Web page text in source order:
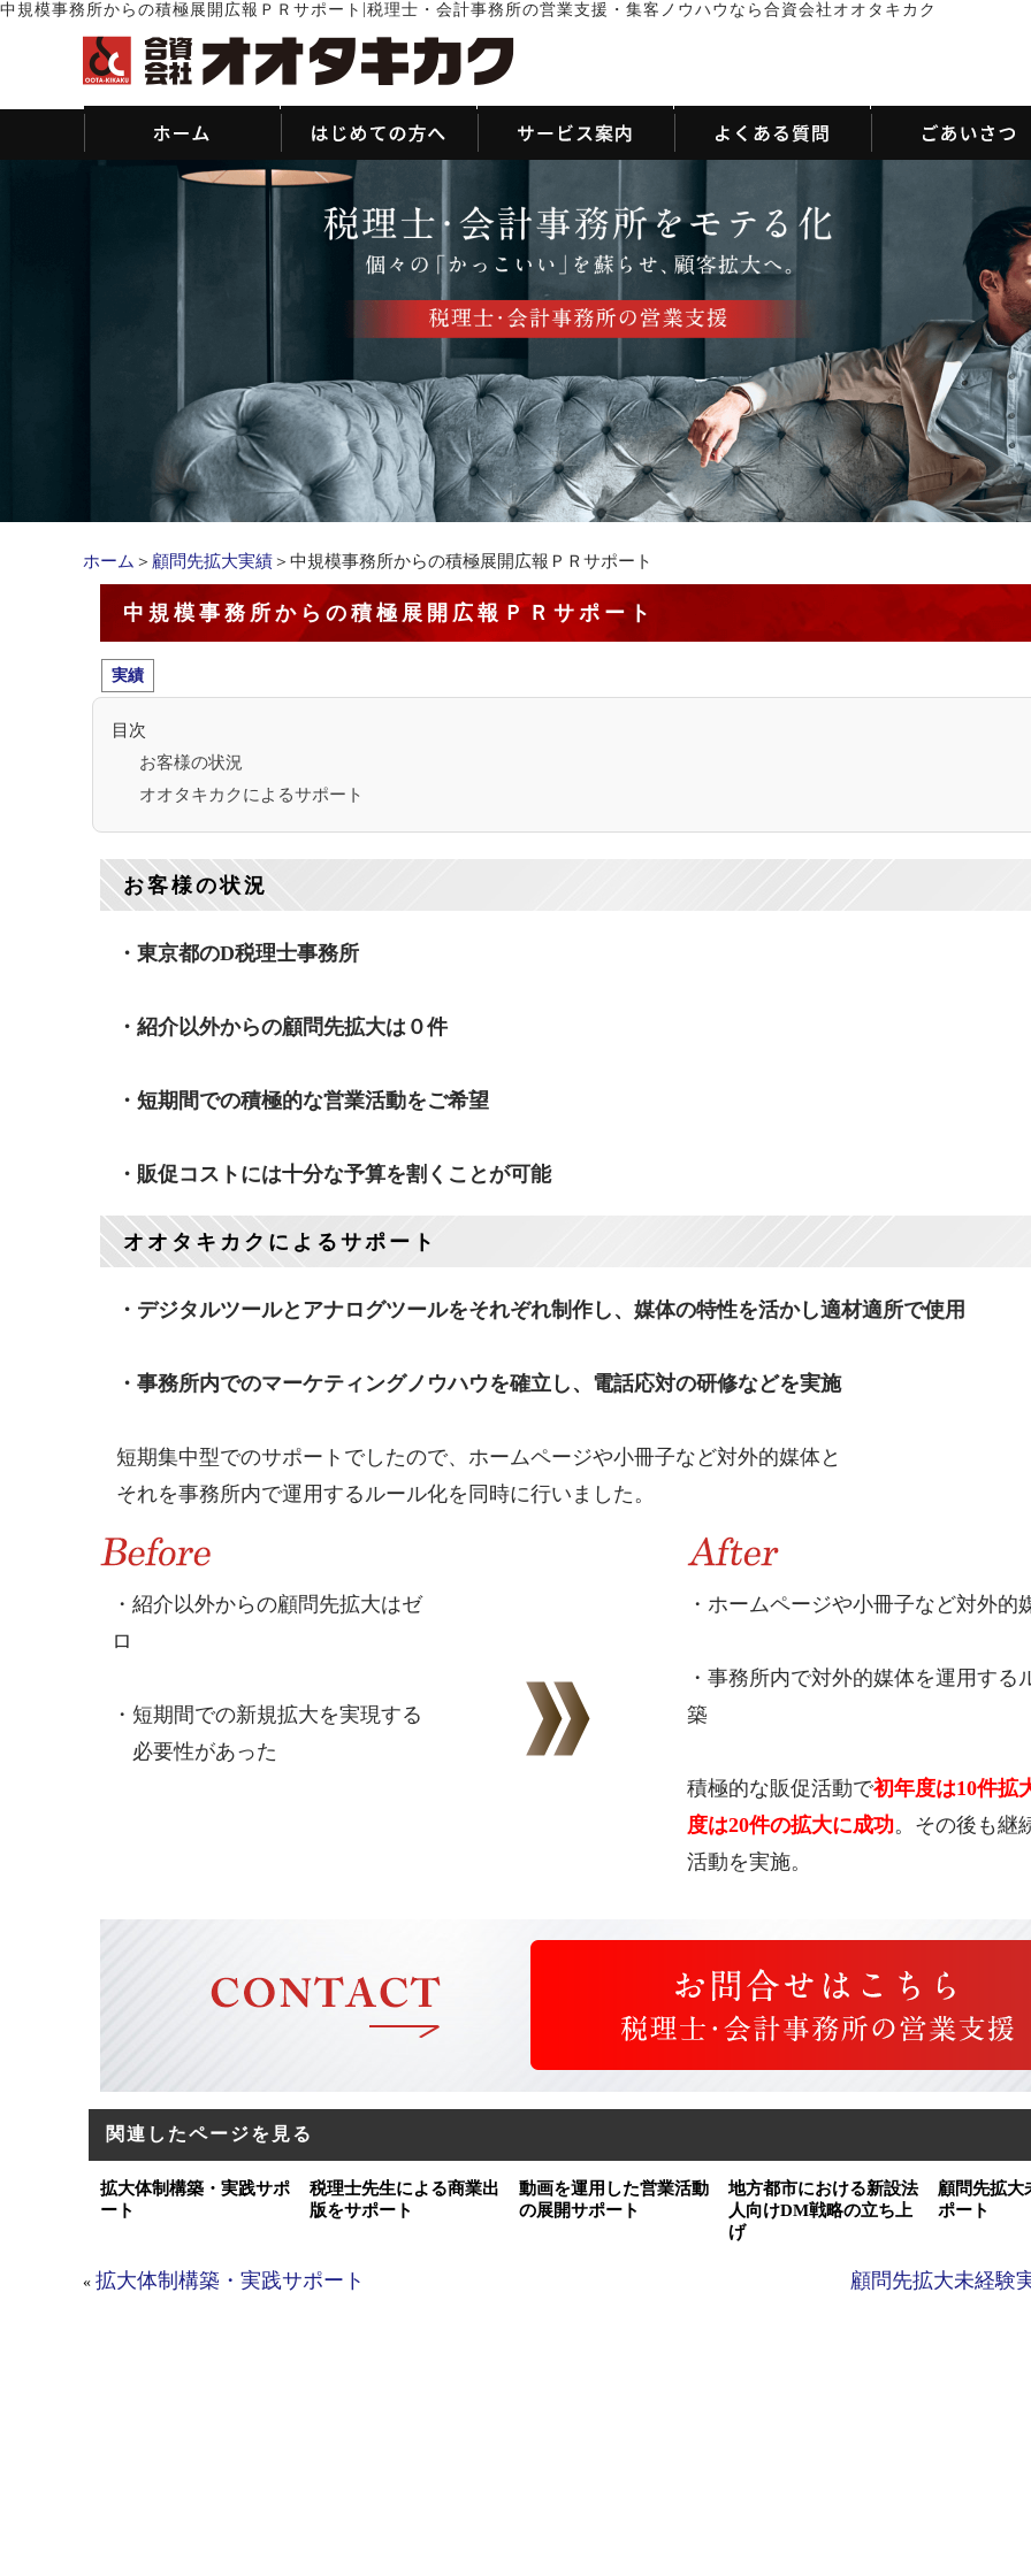
中規模事務所からの積極展開広報ＰＲサポート 税理士・会計事務所の営業支援・集客ノウハウなら合資会社オオタキカク
ホーム ＞ 顧問先拡大実績＞中規模事務所からの積極展開広報ＰＲサポート
中規模事務所からの積極展開広報ＰＲサポート
実績
目次
お客様の状況
オオタキカクによるサポート
お客様の状況
・東京都のD税理士事務所
・紹介以外からの顧問先拡大は０件
・短期間での積極的な営業活動をご希望
・販促コストには十分な予算を割くことが可能
オオタキカクによるサポート
・デジタルツールとアナログツールをそれぞれ制作し、媒体の特性を活かし適材適所で使用
・事務所内でのマーケティングノウハウを確立し、電話応対の研修などを実施
短期集中型でのサポートでしたので、ホームページや小冊子など対外的媒体と
それを事務所内で運用するルール化を同時に行いました。
・紹介以外からの顧問先拡大はゼ
ロ
・短期間での新規拡大を実現する
必要性があった
・ホームページや小冊子など対外的
・事務所内で対外的媒体を運用する
築
積極的な販促活動で初年度は10件拡
度は20件の拡大に成功。その後も継
活動を実施。
関連したページを見る
拡大体制構築・実践サポ
ート
税理士先生による商業出
版をサポート
動画を運用した営業活動
の展開サポート
地方都市における新設法
人向けDM戦略の立ち上
げ
顧問先拡大
ポート
« 拡大体制構築・実践サポート 顧問先拡大未経験